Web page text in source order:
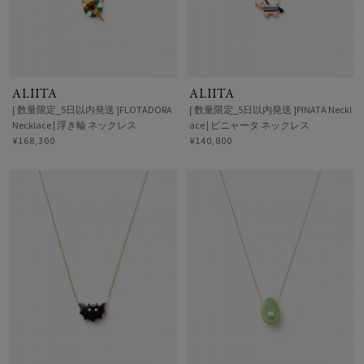
ALIITA
[ 数量限定_5日以内発送 ]FLOTADORA
Necklace | 浮き輪 ネックレス
¥168,300
ALIITA
[ 数量限定_5日以内発送 ]PINATA Neckl
ace | ピニャータ ネックレス
¥140,800